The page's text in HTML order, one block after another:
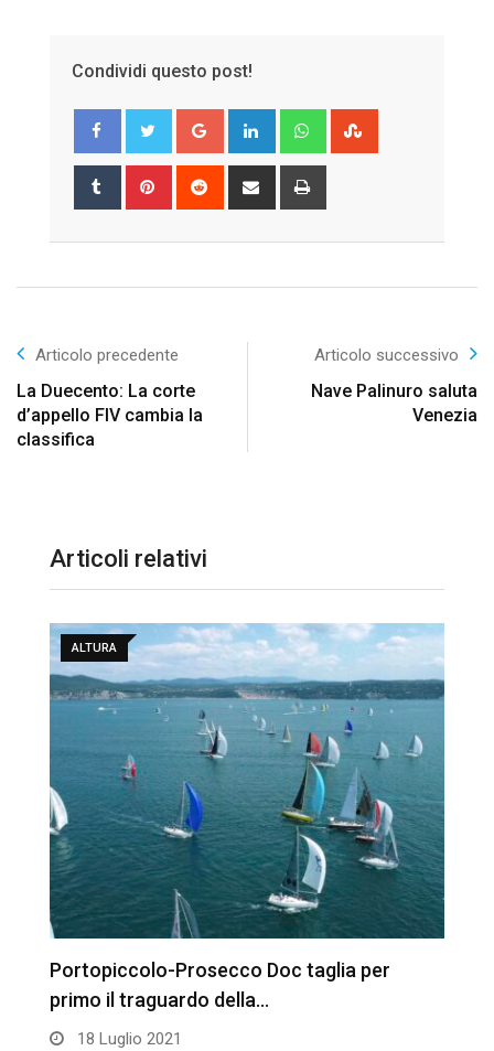
Condividi questo post!
Google+ LinkedIn Whatsapp
Tumblr Pinterest Reddit
Share
Articolo precedente
La Duecento: La corte
d’appello FIV cambia la
classifica
Articolo successivo
Nave Palinuro saluta
Venezia
Articoli relativi
ALTURA
Portopiccolo-Prosecco Doc taglia per
primo il traguardo della…
18 Luglio 2021